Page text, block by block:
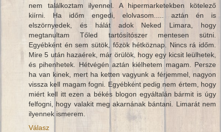
nem találkoztam ilyennel. A hipermarketekben kötelező
kiírni. Ha időm engedi, elolvasom..... aztán én is
elszörnyedek, és hálát adok Neked Limara, hogy
megtanultam Tőled tartósítószer mentesen sütni.
Egyébként én sem sütök, főzök hétköznap. Nincs rá időm.
Mire 5 után hazaérek, már örülök, hogy egy kicsit leülhetek,
és pihenhetek. Hétvégén aztán kiélhetem magam. Persze
ha van kinek, mert ha ketten vagyunk a férjemmel, nagyon
vissza kell magam fogni. Egyébként pedig nem értem, hogy
miért kell itt ezen a békés blogon egyáltalán bármit is úgy
felfogni, hogy valakit meg akarnának bántani. Limarát nem
ilyennek ismerem.
Válasz